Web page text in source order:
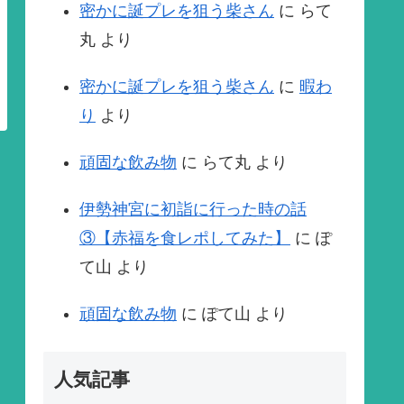
密かに誕プレを狙う柴さん に らて
丸 より
密かに誕プレを狙う柴さん に 暇わ
り より
頑固な飲み物 に らて丸 より
伊勢神宮に初詣に行った時の話
③【赤福を食レポしてみた】
に ぽ
て山 より
頑固な飲み物 に ぽて山 より
人気記事